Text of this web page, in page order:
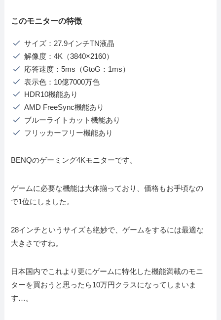
このモニターの特徴
サイズ：27.9インチTN液晶
解像度：4K（3840×2160）
応答速度：5ms（GtoG：1ms）
表示色：10億7000万色
HDR10機能あり
AMD FreeSync機能あり
ブルーライトカット機能あり
フリッカーフリー機能あり
BENQのゲーミング4Kモニターです。
ゲームに必要な機能は大体揃っており、価格もお手頃なの
で1位にしました。
28インチというサイズも絶妙で、ゲームをするには最適な
大きさですね。
日本国内でこれより更にゲームに特化した機能満載のモニ
ターを買おうと思ったら10万円クラスになってしまいま
す…。